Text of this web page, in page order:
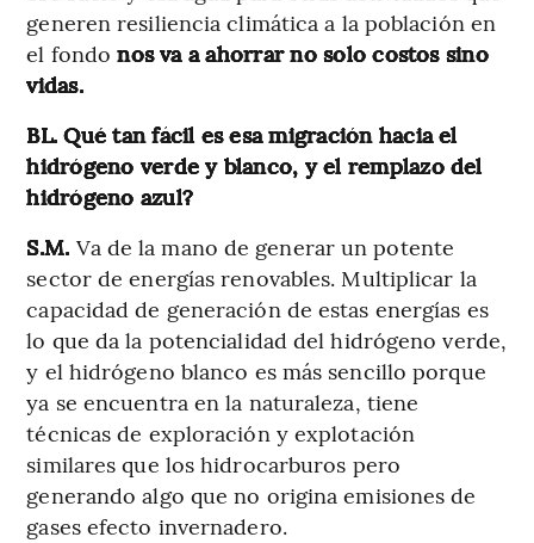
generen resiliencia climática a la población en
el fondonos va a ahorrar no solo costos sino
vidas.
BL. Qué tan fácil es esa migración hacia el
hidrógeno verde y blanco, y el remplazo del
hidrógeno azul?
S.M. Va de la mano de generar un potente
sector de energías renovables. Multiplicar la
capacidad de generación de estas energías es
lo que da la potencialidad del hidrógeno verde,
y el hidrógeno blanco es más sencillo porque
ya se encuentra en la naturaleza, tiene
técnicas de exploración y explotación
similares que los hidrocarburos pero
generando algo que no origina emisiones de
gases efecto invernadero.